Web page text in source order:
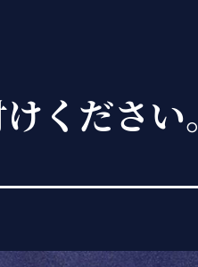
ください。